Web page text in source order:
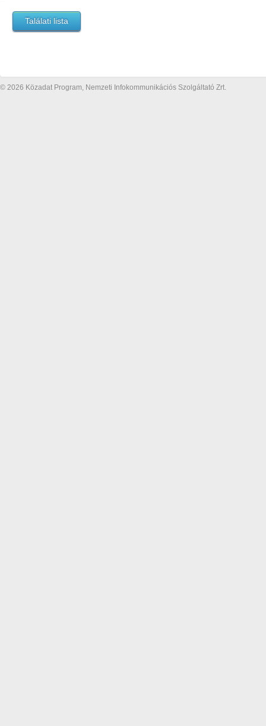
Találati lista
© 2026 Közadat Program, Nemzeti Infokommunikációs Szolgáltató Zrt.